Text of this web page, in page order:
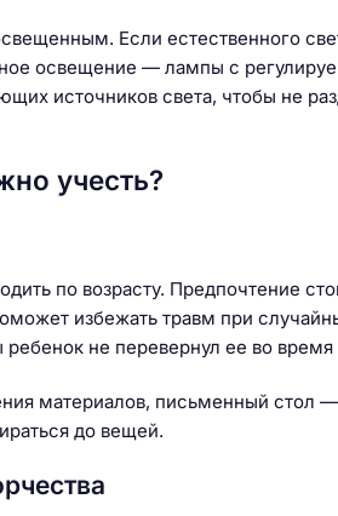
Если естественного
освещение — лампы с
источников света, чтобы не
учесть?
по возрасту. Предпочтение
избежать травм при
не перевернул ее во время
материалов, письменный стол
до вещей.